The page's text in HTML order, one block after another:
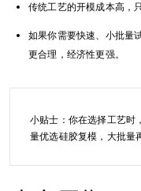
传统工艺的开模成本高，
如果你需要快速、小批量
更合理，经济性更强。
小贴士：你在选择工艺时
量优选硅胶复模，大批量